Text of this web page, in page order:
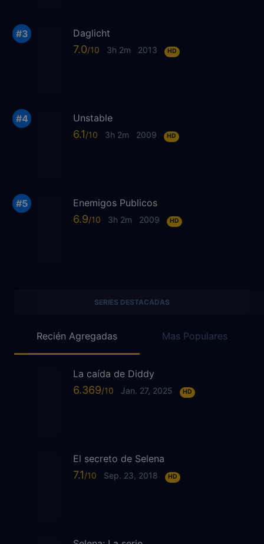
Daglicht
7.0 3h 2m 2013 HD
Unstable
6.1 3h 2m 2009 HD
Enemigos Publicos
6.9 3h 2m 2009 HD
SERIES DESTACADAS
Recién Agregadas Mas Populares
La caída de Diddy
6.369 Jan. 27, 2025 HD
El secreto de Selena
7.1 Sep. 23, 2018 HD